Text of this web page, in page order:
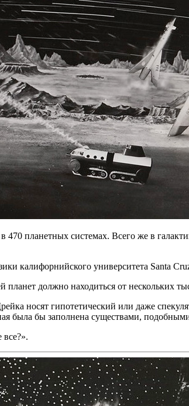
планетных системах. Всего же в
калифорнийского университета Santa
должно находиться от нескольких
носят гипотетический или даже
была бы заполнена существами,